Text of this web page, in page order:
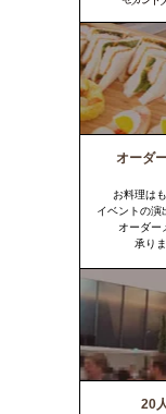
オーダ
お料理はも
イベントの演
オーダー
承りま
20